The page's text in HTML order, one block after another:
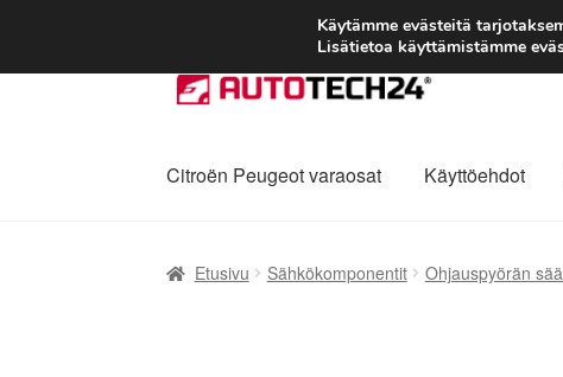
Siirry
navigointiin
Siirry
sisältöön
Citroën Peugeot varaosat Käyttöehdot
Etusivu Sähkökomponentit Ohjauspyörän
Käytämme evästeitä
Lisätietoa käyttämistämme